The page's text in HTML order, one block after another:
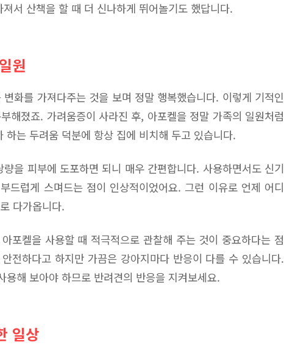
서 산책을 할 때 더 신나하게 뛰어놀기도 했답니다.
원
화를 가져다주는 것을 보며 정말 행복했습니다. 이렇게 기적인
해졌죠. 가려움증이 사라진 후, 아포켈을 정말 가족의 일원처럼
하는 두려움 덕분에 항상 집에 비치해 두고 있습니다.
을 피부에 도포하면 되니 매우 간편합니다. 사용하면서도 신기
드럽게 스며드는 점이 인상적이었어요. 그런 이유로 언제 어디
다가옵니다.
포켈을 사용할 때 적극적으로 관찰해 주는 것이 중요하다는 점
전하다고 하지만 가끔은 강아지마다 반응이 다를 수 있습니다.
용해 보아야 하므로 반려견의 반응을 지켜보세요.
일상